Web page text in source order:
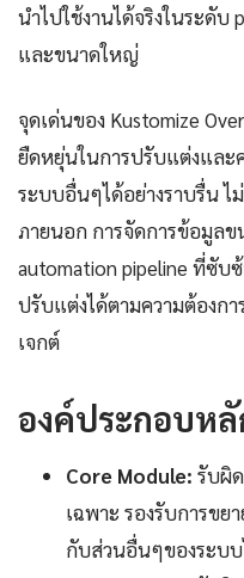
นำไปใช้งานได้จริงในระดับ
และขนาดใหญ่
จุดเด่นของ Kustomize
ยืดหยุ่นในการปรับแต่งและ
ระบบอื่นๆได้อย่างราบรื่น ไ
ภายนอก การจัดการข้อมูล
automation pipeline ที่ซับ
ปรับแต่งได้ตามความต้องก
เจกต์
องค์ประกอบห
Core Module: รับผิ
เฉพาะ รองรับการข
กับส่วนอื่นๆของระบ